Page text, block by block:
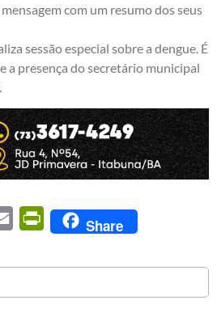
com um resumo dos seus
sessão especial sobre a dengue. É
a presença do secretário municipal
Email PrintFriendly
Share